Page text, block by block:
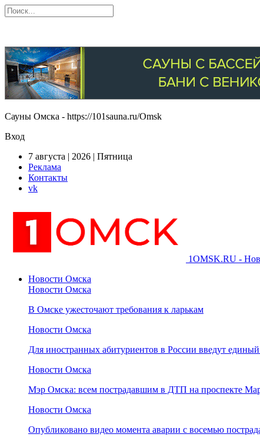
Сауны Омска - https://101sauna.ru/Omsk
Вход
7 августа | 2026 | Пятница
Реклама
Контакты
vk
1OMSK.RU -
Новости Омска
Новости Омска
В Омске ужесточают требования к ларькам
Новости Омска
Для иностранных абитуриентов в России введут
Новости Омска
Мэр Омска: всем пострадавшим в ДТП на проспекте
Новости Омска
Опубликовано видео момента аварии с восемью